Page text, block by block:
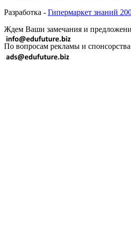
Разработка - Гипермаркет знаний
Ждем Ваши замечания и
По вопросам рекламы и